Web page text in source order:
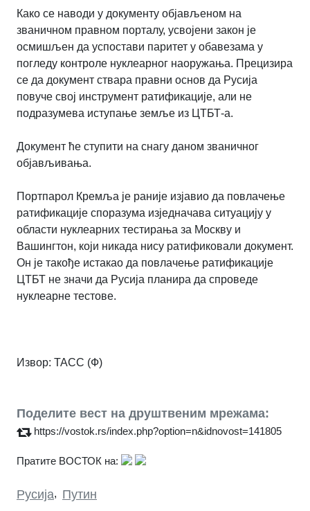
Како се наводи у документу објављеном на
званичном правном порталу, усвојени закон је
осмишљен да успостави паритет у обавезама у
погледу контроле нуклеарног наоружања. Прецизира
се да документ ствара правни основ да Русија
повуче свој инструмент ратификације, али не
подразумева иступање земље из ЦТБТ-а.
Документ ће ступити на снагу даном званичног
објављивања.
Портпарол Кремља је раније изјавио да повлачење
ратификације споразума изједначава ситуацију у
области нуклеарних тестирања за Москву и
Вашингтон, који никада нису ратификовали документ.
Он је такође истакао да повлачење ратификације
ЦТБТ не значи да Русија планира да спроведе
нуклеарне тестове.
Извор: ТАСС (Ф)
Поделите вест на друштвеним мрежама:
https://vostok.rs/index.php?option=n&idnovost=141805
Пратите ВОСТОК на:
Русија, Путин